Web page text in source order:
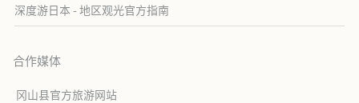
深度游日本 - 地区观光官方指南
合作媒体
冈山县官方旅游网站